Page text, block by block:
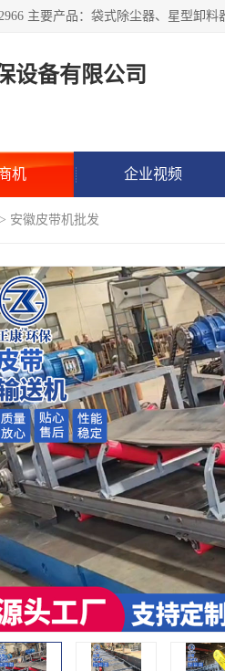
设备有限公司
机 企业视频
> 安徽皮带机批发